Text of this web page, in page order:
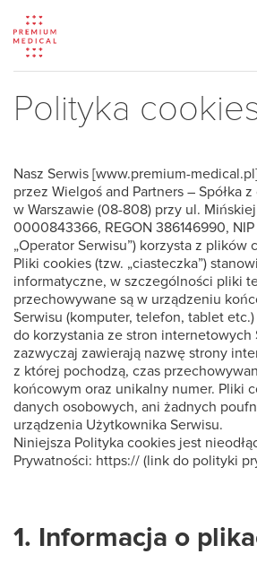
Polityka
Nasz Serwis [www.premium-
przez Wielgoś and Partners – Spółka
w Warszawie (08-808) przy ul. Mińskiej
0000843366, REGON 386146990, NIP
„Operator Serwisu”) korzysta z plików
Pliki cookies (tzw. „ciasteczka”)
informatyczne, w szczególności pliki
przechowywane są w urządzeniu
Serwisu (komputer, telefon, tablet
do korzystania ze stron internetowych
zazwyczaj zawierają nazwę strony
z której pochodzą, czas
końcowym oraz unikalny numer. Pliki
danych osobowych, ani żadnych
urządzenia Użytkownika Serwisu.
Niniejsza Polityka cookies jest
Prywatności: https:// (link do polityki
1. Informacja o